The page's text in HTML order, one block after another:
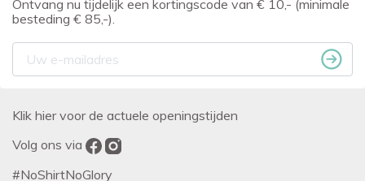
Ontvang nu tijdelijk een kortingscode van € 10,- (minimale
besteding € 85,-).
Klik hier voor de actuele openingstijden
Volg ons via
#NoShirtNoGlory